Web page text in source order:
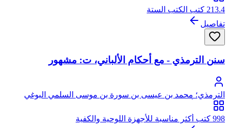
213.4 كتب الكتب الستة
تفاصيل
سنن الترمذي - مع أحكام الألباني، ت: مشهور
الترمذي؛ محمد بن عيسى بن سورة بن موسى السلمي البوغي
الترمذي، أبو عيسى
998 كتب أكثر مناسبة للأجهزة اللوحية والكفية